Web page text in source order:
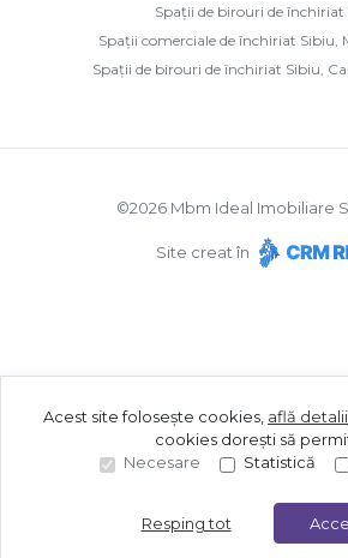
Sună acum Solicită
Spații de birouri de închiriat
Spații comerciale de închiriat Sibiu,
Spații de birouri de închiriat Sibiu,
©2026 Mbm Ideal Imobiliare
Site creat în
Acest site folosește cookies, află detalii
cookies dorești să
Necesare
Statistică
Resping tot